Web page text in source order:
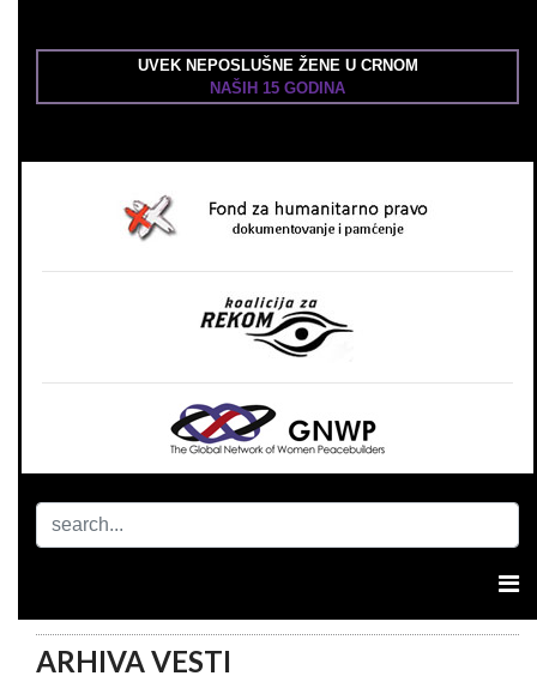
UVEK NEPOSLUŠNE ŽENE U CRNOM
NAŠIH 15 GODINA
ARHIVA VESTI